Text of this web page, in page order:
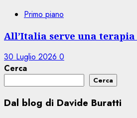
Primo piano
All’Italia serve una terapia
30 Luglio 2026 0
Cerca
Cerca
Dal blog di Davide Buratti